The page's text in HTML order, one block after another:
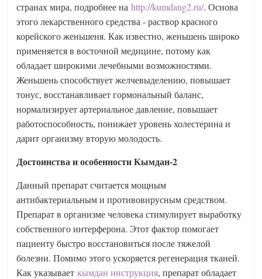
странах мира, подробнее наhttp://kumdang2.ru/. Основа
этого лекарственного средства - раствор красного
корейского женьшеня. Как известно, женьшень широко
применяется в восточной медицине, потому как
обладает широкими лечебными возможностями.
Женьшень способствует желчевыделению, повышает
тонус, восстанавливает гормональный баланс,
нормализирует артериальное давление, повышает
работоспособность, понижает уровень холестерина и
дарит организму вторую молодость.
Достоинства и особенности Кымдан-2
Данный препарат считается мощным
антибактериальным и противовирусным средством.
Препарат в организме человека стимулирует выработку
собственного интерферона. Этот фактор помогает
пациенту быстро восстановиться после тяжелой
болезни. Помимо этого ускоряется регенерация тканей.
Как указываеткымдан инструкция, препарат обладает